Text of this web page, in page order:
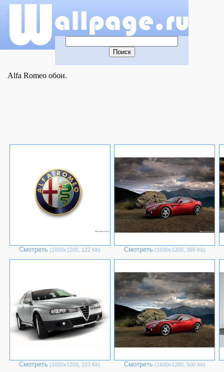
Alfa Romeo обои.
Смотреть (1600х1200, 122 Kb) Смотреть (1600х1200, 389 Kb)
Смотреть (1600х1200, 223 Kb) Смотреть (1600х1200, 500 Kb)